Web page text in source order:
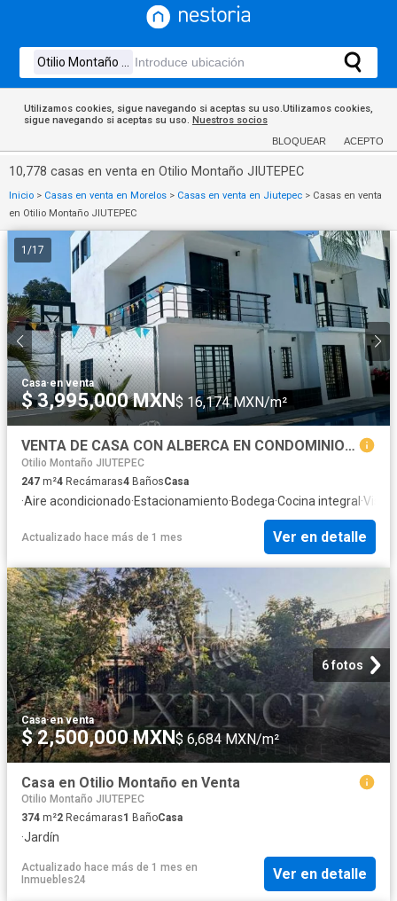
Utilizamos cookies, sigue navegando si aceptas su uso.Utilizamos cookies,
sigue navegando si aceptas su uso. Nuestros socios
BLOQUEAR ACEPTO
10,778 casas en venta en Otilio Montaño JIUTEPEC
Inicio > Casas en venta en Morelos > Casas en venta en Jiutepec > Casas en venta
en Otilio Montaño JIUTEPEC
1 /17
Casa·en venta
$ 3,995,000 MXN$ 16,174 MXN/m²
VENTA DE CASA CON ALBERCA EN CONDOMINIO LOMAS DE CORTES CUERNAVACA
Otilio Montaño JIUTEPEC
247 m²4 Recámaras4 BañosCasa
·Aire acondicionado·Estacionamiento·Bodega·Cocina integral ·Vista
Actualizado hace más de 1 mes Ver en detalle
6 fotos
Casa·en venta
$ 2,500,000 MXN$ 6,684 MXN/m²
Casa en Otilio Montaño en Venta
Otilio Montaño JIUTEPEC
374 m²2 Recámaras1 BañoCasa
·Jardín
Actualizado hace más de 1 mes en
Inmuebles24
Ver en detalle